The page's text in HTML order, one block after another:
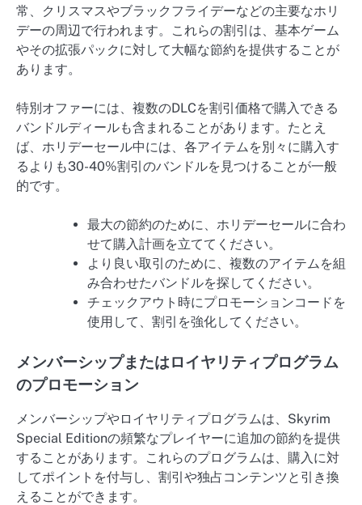
常、クリスマスやブラックフライデーなどの主要なホリ
デーの周辺で行われます。これらの割引は、基本ゲーム
やその拡張パックに対して大幅な節約を提供することが
あります。
特別オファーには、複数のDLCを割引価格で購入できる
バンドルディールも含まれることがあります。たとえ
ば、ホリデーセール中には、各アイテムを別々に購入す
るよりも30-40%割引のバンドルを見つけることが一般
的です。
最大の節約のために、ホリデーセールに合わ
せて購入計画を立ててください。
より良い取引のために、複数のアイテムを組
み合わせたバンドルを探してください。
チェックアウト時にプロモーションコードを
使用して、割引を強化してください。
メンバーシップまたはロイヤリティプログラム
のプロモーション
メンバーシップやロイヤリティプログラムは、Skyrim
Special Editionの頻繁なプレイヤーに追加の節約を提供
することがあります。これらのプログラムは、購入に対
してポイントを付与し、割引や独占コンテンツと引き換
えることができます。